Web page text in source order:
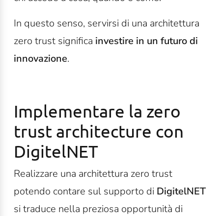
In questo senso, servirsi di una architettura
zero trust significa investire in un futuro di
innovazione.
Implementare la zero
trust architecture con
DigitelNET
Realizzare una architettura zero trust
potendo contare sul supporto di DigitelNET
si traduce nella preziosa opportunità di